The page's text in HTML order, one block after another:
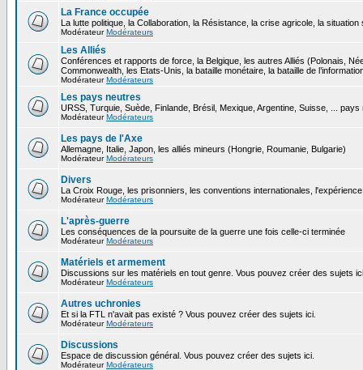
La France occupée
La lutte politique, la Collaboration, la Résistance, la crise agricole, la
ModérateurModérateurs
Les Alliés
Conférences et rapports de force, la Belgique, les autres Alliés (Polonais,
Commonwealth, les Etats-Unis, la bataille monétaire, la bataille de
ModérateurModérateurs
Les pays neutres
URSS, Turquie, Suède, Finlande, Brésil, Mexique, Argentine, Suisse, ...
ModérateurModérateurs
Les pays de l'Axe
Allemagne, Italie, Japon, les alliés mineurs (Hongrie, Roumanie, Bulgarie)
ModérateurModérateurs
Divers
La Croix Rouge, les prisonniers, les conventions internationales,
ModérateurModérateurs
L'après-guerre
Les conséquences de la poursuite de la guerre une fois celle-ci terminée
ModérateurModérateurs
Matériels et armement
Discussions sur les matériels en tout genre. Vous pouvez créer des sujets
ModérateurModérateurs
Autres uchronies
Et si la FTL n'avait pas existé ? Vous pouvez créer des sujets ici.
ModérateurModérateurs
Discussions
Espace de discussion général. Vous pouvez créer des sujets ici.
ModérateurModérateurs